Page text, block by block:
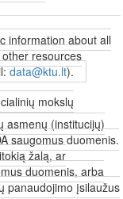
information about all
resources
data@ktu.lt).
mokslų
asmenų (institucijų)
saugomus duomenis.
žalą, ar
duomenis, arba
panaudojimo įsilaužus